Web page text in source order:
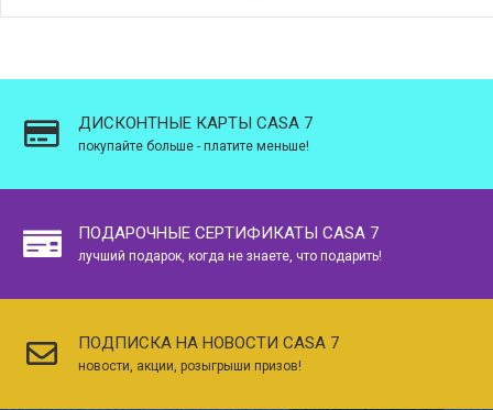
ДИСКОНТНЫЕ КАРТЫ CASA 7
покупайте больше - платите меньше!
ПОДАРОЧНЫЕ СЕРТИФИКАТЫ CASA 7
лучший подарок, когда не знаете, что подарить!
ПОДПИСКА НА НОВОСТИ CASA 7
новости, акции, розыгрыши призов!